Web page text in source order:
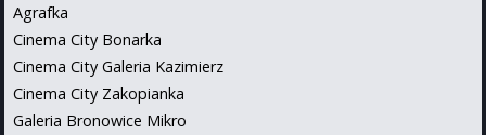
Agrafka
Cinema City Bonarka
Cinema City Galeria Kazimierz
Cinema City Zakopianka
Galeria Bronowice Mikro